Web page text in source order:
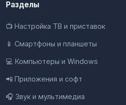
Разделы
📺 Настройка ТВ и приставок
📱 Смартфоны и планшеты
💻 Компьютеры и Windows
📲 Приложения и софт
🎧 Звук и мультимедиа